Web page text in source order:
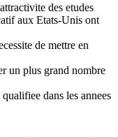
des etudes
aux Etats-Unis ont
de mettre en
un plus grand nombre
dans les annees